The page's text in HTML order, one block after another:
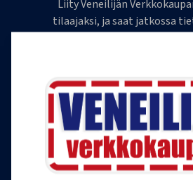
Liity Veneilijän
tilaajaksi, ja saat jatkossa
tilauksen milloin
Tilaa uutiskirje